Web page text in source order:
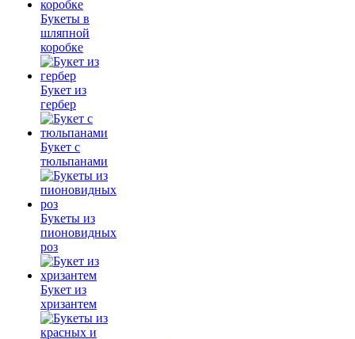
Букеты в
шляпной
коробке
Букет из
гербер
Букет с
тюльпанами
Букеты из
пионовидных
роз
Букет из
хризантем